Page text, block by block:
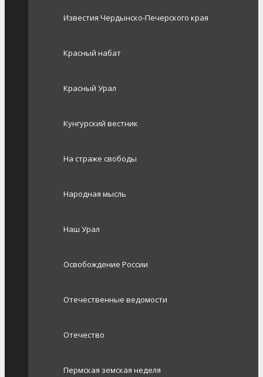
Известия Чердынско-Печерского края
Красный набат
Красный Урал
Кунгурский вестник
На страже свободы
Народная мысль
Наш Урал
Освобождение России
Отечественные ведомости
Отечество
Пермская земская неделя